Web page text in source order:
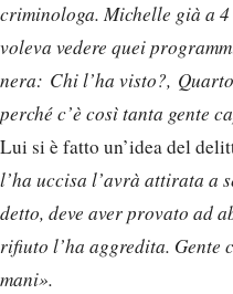
criminologa. Michelle già a
voleva vedere quei
nera: Chi l’ha visto?,
perché c’è così tanta gente
Lui si è fatto un’idea del
l’ha uccisa l’avrà attirata a
detto, deve aver provato ad
rifiuto l’ha aggredita. Gente
mani».